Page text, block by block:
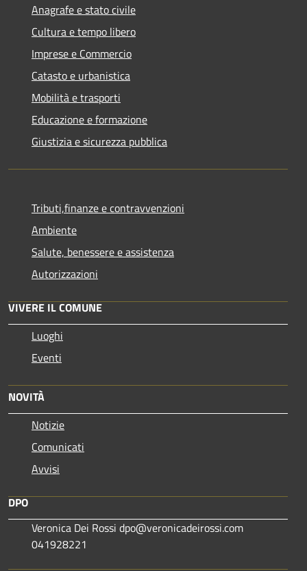
Anagrafe e stato civile
Cultura e tempo libero
Imprese e Commercio
Catasto e urbanistica
Mobilità e trasporti
Educazione e formazione
Giustizia e sicurezza pubblica
Tributi,finanze e contravvenzioni
Ambiente
Salute, benessere e assistenza
Autorizzazioni
VIVERE IL COMUNE
Luoghi
Eventi
NOVITÀ
Notizie
Comunicati
Avvisi
DPO
Veronica Dei Rossi dpo@veronicadeirossi.com
041928221